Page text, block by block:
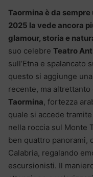
Taormina è da sempre
2025 la vede ancora
glamour, storia e
suo celebre Teatro
sull’Etna e spalancato
questo si aggiunge
recente, ma
Taormina, fortezza
quale si accede
nella roccia sul Monte
ben quattro panorami,
Calabria, regalando
escursionisti. Il